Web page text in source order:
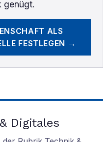
genügt.
ALS
FESTLEGEN →
Digitales